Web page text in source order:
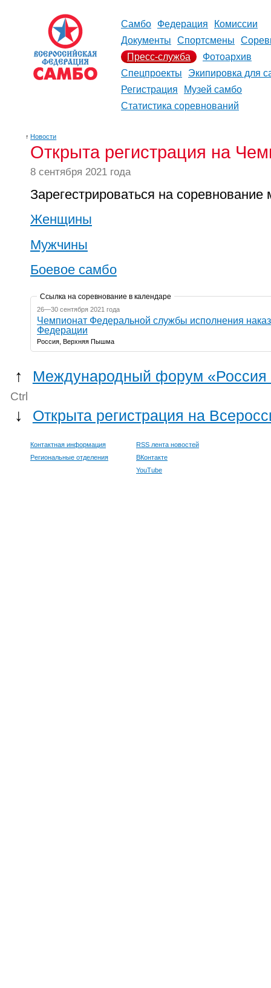
Самбо Федерация
Комиссии
Документы
Спортсмены
Пресс-служба
Фотоархив
Спецпроекты
Экипировка для
Регистрация
Музей самбо
Статистика соревнований
↑ Новости
Открыта регистрация на
8 сентября 2021 года
Зарегестрироваться на
Женщины
Мужчины
Боевое самбо
Ссылка на соревнование в календаре
26—30 сентября 2021 года
Чемпионат Федеральной службы исполнения
Федерации
Россия, Верхняя Пышма
↑ Международный форум «Россия
Ctrl
↓ Открыта регистрация на
Контактная информация
Региональные отделения
RSS лента новостей
ВКонтакте
YouTube